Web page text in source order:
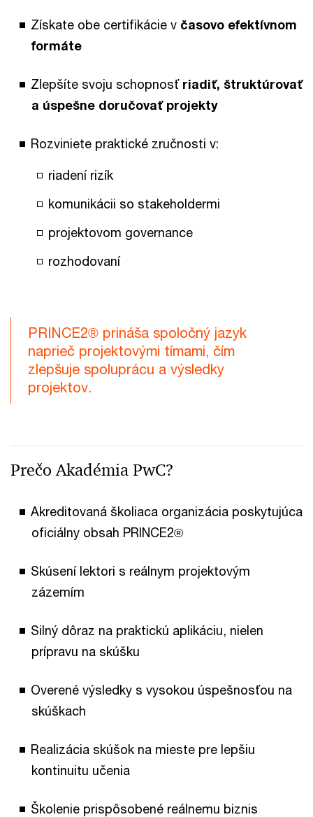
Získate obe certifikácie v časovo efektívnom
formáte
Zlepšíte svoju schopnosť riadiť, štruktúrovať
a úspešne doručovať projekty
Rozviniete praktické zručnosti v:
riadení rizík
komunikácii so stakeholdermi
projektovom governance
rozhodovaní
PRINCE2® prináša spoločný jazyk
naprieč projektovými tímami, čím
zlepšuje spoluprácu a výsledky
projektov.
Prečo Akadémia PwC?
Akreditovaná školiaca organizácia poskytujúca
oficiálny obsah PRINCE2®
Skúsení lektori s reálnym projektovým
zázemím
Silný dôraz na praktickú aplikáciu, nielen
prípravu na skúšku
Overené výsledky s vysokou úspešnosťou na
skúškach
Realizácia skúšok na mieste pre lepšiu
kontinuitu učenia
Školenie prispôsobené reálnemu biznis